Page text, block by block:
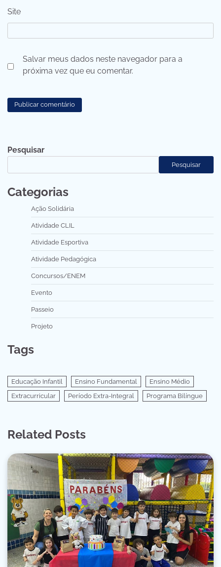
Site
Salvar meus dados neste navegador para a
próxima vez que eu comentar.
Pesquisar
Pesquisar
Categorias
Ação Solidária
Atividade CLIL
Atividade Esportiva
Atividade Pedagógica
Concursos/ENEM
Evento
Passeio
Projeto
Tags
Educação Infantil Ensino Fundamental
Ensino Médio
Extracurricular
Período Extra-Integral Programa Bilíngue
Related Posts